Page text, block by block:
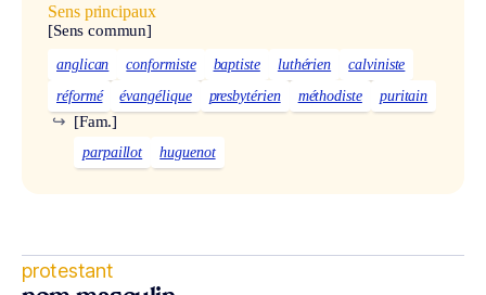
Sens principaux
[Sens commun]
anglican conformiste baptiste luthérien
calviniste
réformé
évangélique presbytérien méthodiste puritain
[Fam.]
↪
parpaillot huguenot
protestant